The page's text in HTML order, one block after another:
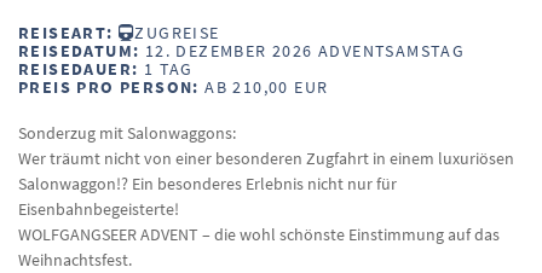
REISEART:
ZUGREISE
REISEDATUM: 12. DEZEMBER 2026 ADVENTSAMSTAG
REISEDAUER: 1 TAG
PREIS PRO PERSON: AB 210,00 EUR
Sonderzug mit Salonwaggons:
Wer träumt nicht von einer besonderen Zugfahrt in einem luxuriösen
Salonwaggon!? Ein besonderes Erlebnis nicht nur für
Eisenbahnbegeisterte!
WOLFGANGSEER ADVENT – die wohl schönste Einstimmung auf das
Weihnachtsfest.